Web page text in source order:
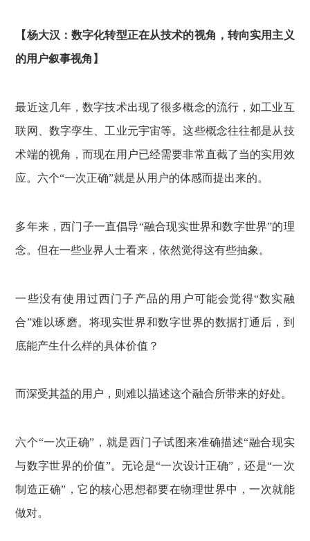
【杨大汉：数字化转型正在从技术的视角，转向实用主义
的用户叙事视角】
最近这几年，数字技术出现了很多概念的流行，如工业互
联网、数字孪生、工业元宇宙等。这些概念往往都是从技
术端的视角，而现在用户已经需要非常直截了当的实用效
应。六个“一次正确”就是从用户的体感而提出来的。
多年来，西门子一直倡导“融合现实世界和数字世界”的理
念。但在一些业界人士看来，依然觉得这有些抽象。
一些没有使用过西门子产品的用户可能会觉得“数实融
合”难以琢磨。将现实世界和数字世界的数据打通后，到
底能产生什么样的具体价值？
而深受其益的用户，则难以描述这个融合所带来的好处。
六个“一次正确”，就是西门子试图来准确描述“融合现实
与数字世界的价值”。无论是“一次设计正确”，还是“一次
制造正确”，它的核心思想都要在物理世界中，一次就能
做对。